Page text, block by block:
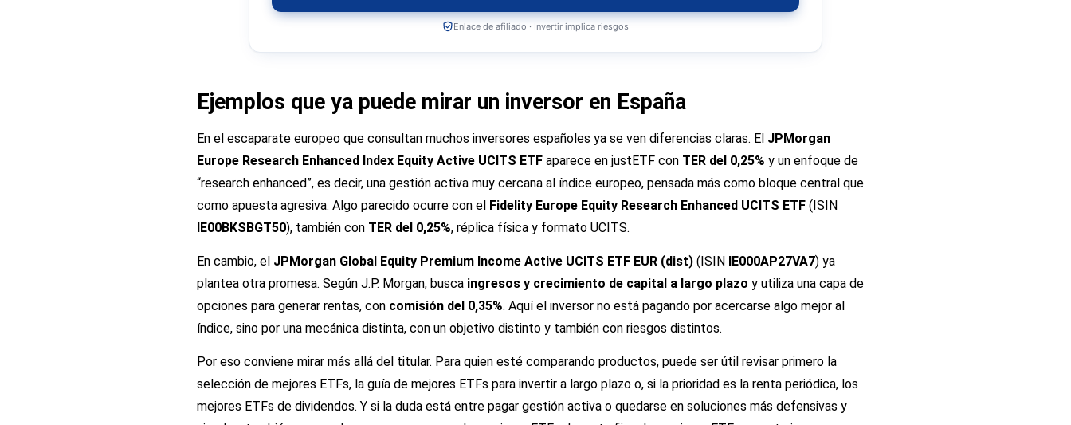
Enlace de afiliado · Invertir implica riesgos
Ejemplos que ya puede mirar un inversor en España
En el escaparate europeo que consultan muchos inversores españoles ya se ven diferencias claras. El JPMorgan
Europe Research Enhanced Index Equity Active UCITS ETF aparece en justETF con TER del 0,25% y un enfoque de
“research enhanced”, es decir, una gestión activa muy cercana al índice europeo, pensada más como bloque central que
como apuesta agresiva. Algo parecido ocurre con el Fidelity Europe Equity Research Enhanced UCITS ETF (ISIN
IE00BKSBGT50), también con TER del 0,25%, réplica física y formato UCITS.
En cambio, el JPMorgan Global Equity Premium Income Active UCITS ETF EUR (dist) (ISIN IE000AP27VA7) ya
plantea otra promesa. Según J.P. Morgan, busca ingresos y crecimiento de capital a largo plazo y utiliza una capa de
opciones para generar rentas, con comisión del 0,35%. Aquí el inversor no está pagando por acercarse algo mejor al
índice, sino por una mecánica distinta, con un objetivo distinto y también con riesgos distintos.
Por eso conviene mirar más allá del titular. Para quien esté comparando productos, puede ser útil revisar primero la
selección de mejores ETFs, la guía de mejores ETFs para invertir a largo plazo o, si la prioridad es la renta periódica, los
mejores ETFs de dividendos. Y si la duda está entre pagar gestión activa o quedarse en soluciones más defensivas y